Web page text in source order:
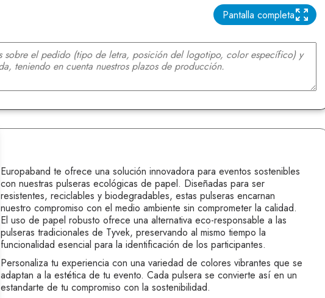
Pantalla completa
Europaband te ofrece una solución innovadora para eventos sostenibles
con nuestras pulseras ecológicas de papel. Diseñadas para ser
resistentes, reciclables y biodegradables, estas pulseras encarnan
nuestro compromiso con el medio ambiente sin comprometer la calidad.
El uso de papel robusto ofrece una alternativa eco-responsable a las
pulseras tradicionales de Tyvek, preservando al mismo tiempo la
funcionalidad esencial para la identificación de los participantes.
Personaliza tu experiencia con una variedad de colores vibrantes que se
adaptan a la estética de tu evento. Cada pulsera se convierte así en un
estandarte de tu compromiso con la sostenibilidad.